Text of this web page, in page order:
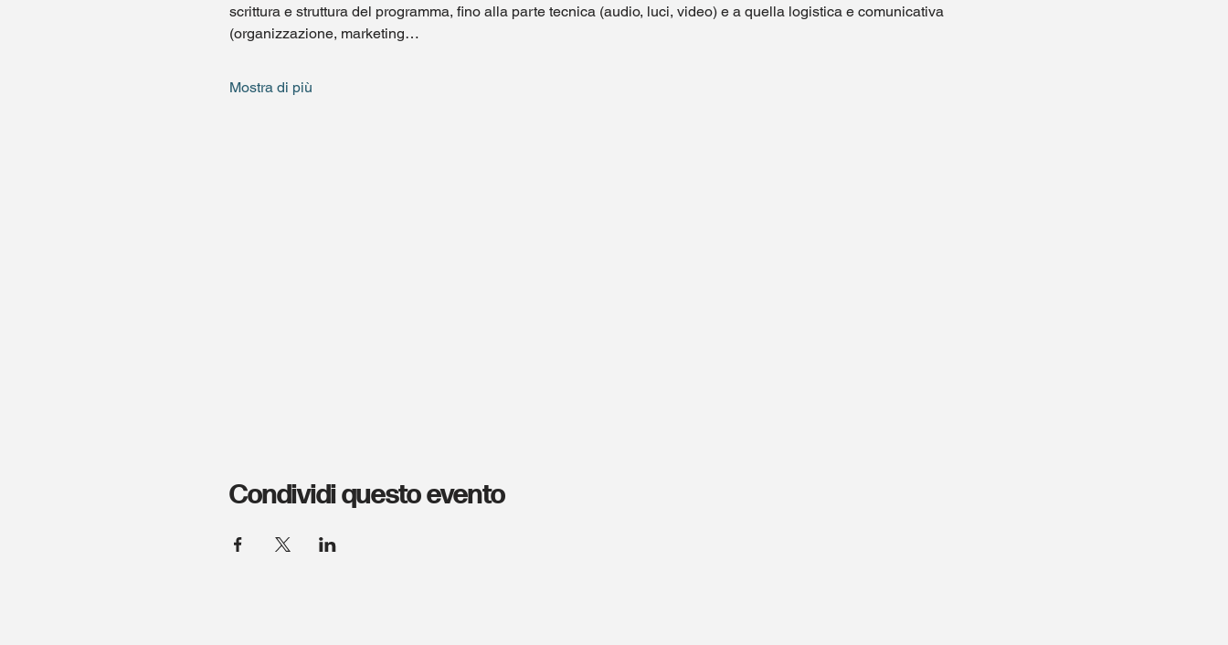
scrittura e struttura del programma, fino alla parte tecnica (audio, luci, video) e a quella logistica e comunicativa
(organizzazione, marketing…
Mostra di più
Condividi questo evento